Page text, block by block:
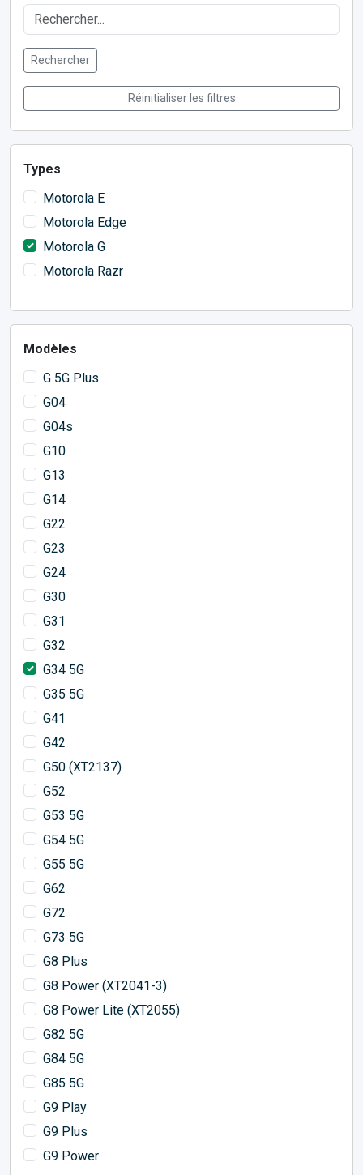
Rechercher
Réinitialiser les filtres
Types
Motorola E
Motorola Edge
Motorola G
Motorola Razr
Modèles
G 5G Plus
G04
G04s
G10
G13
G14
G22
G23
G24
G30
G31
G32
G34 5G
G35 5G
G41
G42
G50 (XT2137)
G52
G53 5G
G54 5G
G55 5G
G62
G72
G73 5G
G8 Plus
G8 Power (XT2041-3)
G8 Power Lite (XT2055)
G82 5G
G84 5G
G85 5G
G9 Play
G9 Plus
G9 Power